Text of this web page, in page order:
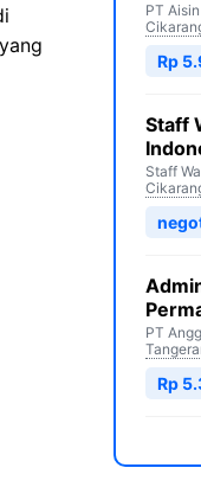
PT
Rp
Staff
Staff
PT
Rp